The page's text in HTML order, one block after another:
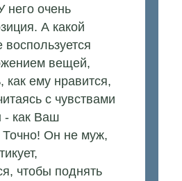
него очень
А какой
вещей,
как ему нравится,
с чувствами
- как Ваш
Точно! Он не муж,
чтобы поднять